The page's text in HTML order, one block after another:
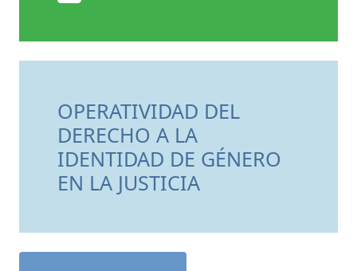
OPERATIVIDAD DEL
DERECHO A LA
IDENTIDAD DE GÉNERO
EN LA JUSTICIA